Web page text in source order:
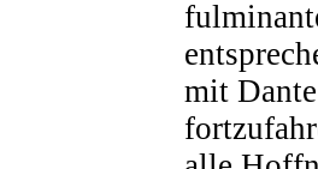
mit